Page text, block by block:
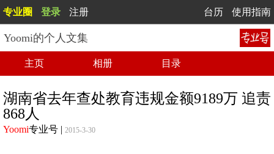
专业圈 登录 注册 台历 使用指南
Yoomi的个人文集
主页 相册 目录
湖南省去年查处教育违规金额9189万 追责
868人
Yoomi专业号 | 2015-3-30